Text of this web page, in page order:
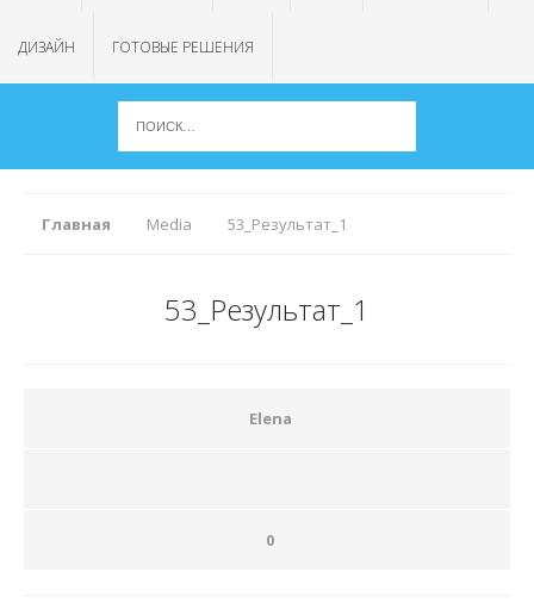
ДИЗАЙН ГОТОВЫЕ РЕШЕНИЯ
Главная Media 53_Результат_1
53_Результат_1
Elena
0